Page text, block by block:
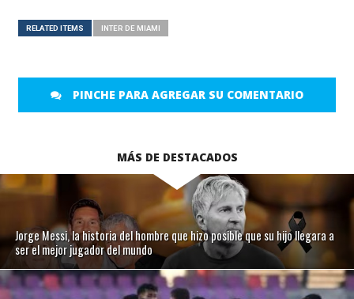
RELATED ITEMS INTER DE MIAMI
PINCHE PARA AGREGAR SU COMENTARIO
MÁS DE DESTACADOS
Jorge Messi, la historia del hombre que hizo posible que su hijo llegara a
ser el mejor jugador del mundo